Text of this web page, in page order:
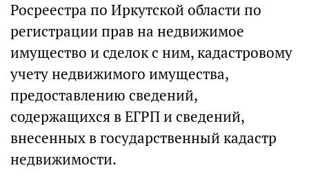
Росреестра по Иркутской области по
регистрации прав на недвижимое
имущество и сделок с ним, кадастровому
учету недвижимого имущества,
предоставлению сведений,
содержащихся в ЕГРП и сведений,
внесенных в государственный кадастр
недвижимости.